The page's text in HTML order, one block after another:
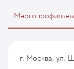
г. Москва, ул.